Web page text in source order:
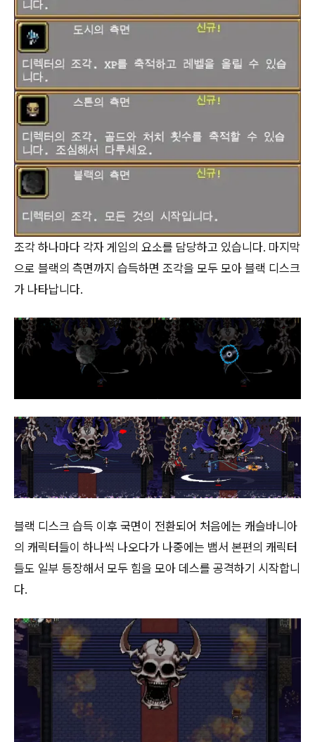
조각 하나마다 각자 게임의 요소를 담당하고 있습니다. 마지막
으로 블랙의 측면까지 습득하면 조각을 모두 모아 블랙 디스크
가 나타납니다.
블랙 디스크 습득 이후 국면이 전환되어 처음에는 캐슬바니아
의 캐릭터들이 하나씩 나오다가 나중에는 뱀서 본편의 캐릭터
들도 일부 등장해서 모두 힘을 모아 데스를 공격하기 시작합니
다.